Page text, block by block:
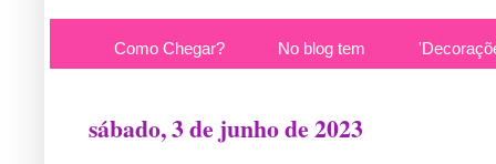
Como Chegar? No blog tem
sábado, 3 de junho de 2023